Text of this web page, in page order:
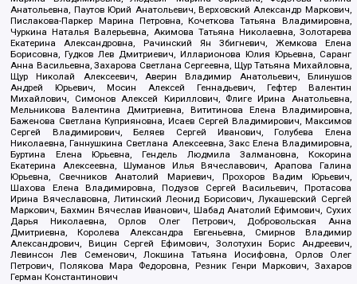
Анатольевна, Паутов Юрий Анатольевич, Верховский Александр Маркович,
Пислакова-Паркер Марина Петровна, Кочеткова Татьяна Владимировна,
Чуркина Наталья Валерьевна, Акимова Татьяна Николаевна, Золотарева
Екатерина Александровна, Рачинский Ян Збигневич, Жемкова Елена
Борисовна, Гудков Лев Дмитриевич, Илларионова Юлия Юрьевна, Саранг
Анна Васильевна, Захарова Светлана Сергеевна, Щур Татьяна Михайловна,
Щур Николай Алексеевич, Аверин Владимир Анатольевич, Блинушов
Андрей Юрьевич, Мосин Алексей Геннадьевич, Гефтер Валентин
Михайлович, Симонов Алексей Кириллович, Флиге Ирина Анатольевна,
Мельникова Валентина Дмитриевна, Вититинова Елена Владимировна,
Баженова Светлана Куприяновна, Исаев Сергей Владимирович, Максимов
Сергей Владимирович, Беляев Сергей Иванович, Голубева Елена
Николаевна, Ганнушкина Светлана Алексеевна, Закс Елена Владимировна,
Буртина Елена Юрьевна, Гендель Людмила Залмановна, Кокорина
Екатерина Алексеевна, Шуманов Илья Вячеславович, Арапова Галина
Юрьевна, Свечников Анатолий Мариевич, Прохоров Вадим Юрьевич,
Шахова Елена Владимировна, Подузов Сергей Васильевич, Протасова
Ирина Вячеславовна, Литинский Леонид Борисович, Лукашевский Сергей
Маркович, Бахмин Вячеслав Иванович, Шабад Анатолий Ефимович, Сухих
Дарья Николаевна, Орлов Олег Петрович, Добровольская Анна
Дмитриевна, Королева Александра Евгеньевна, Смирнов Владимир
Александрович, Вицин Сергей Ефимович, Золотухин Борис Андреевич,
Левинсон Лев Семенович, Локшина Татьяна Иосифовна, Орлов Олег
Петрович, Полякова Мара Федоровна, Резник Генри Маркович, Захаров
Герман Константинович